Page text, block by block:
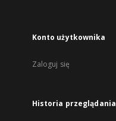
Konto użytkownika
Zaloguj się
Historia przeglądania